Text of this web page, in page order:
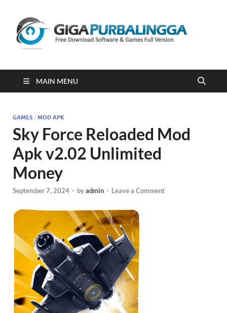
2023
MAIN MENU
GAMES / MOD APK
Sky Force Reloaded Mod
Apk v2.02 Unlimited
Money
September 7, 2024 - byadmin - Leave a Comment